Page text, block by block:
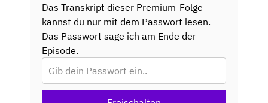
Das Transkript dieser Premium-Folge
kannst du nur mit dem Passwort lesen.
Das Passwort sage ich am Ende der
Episode.